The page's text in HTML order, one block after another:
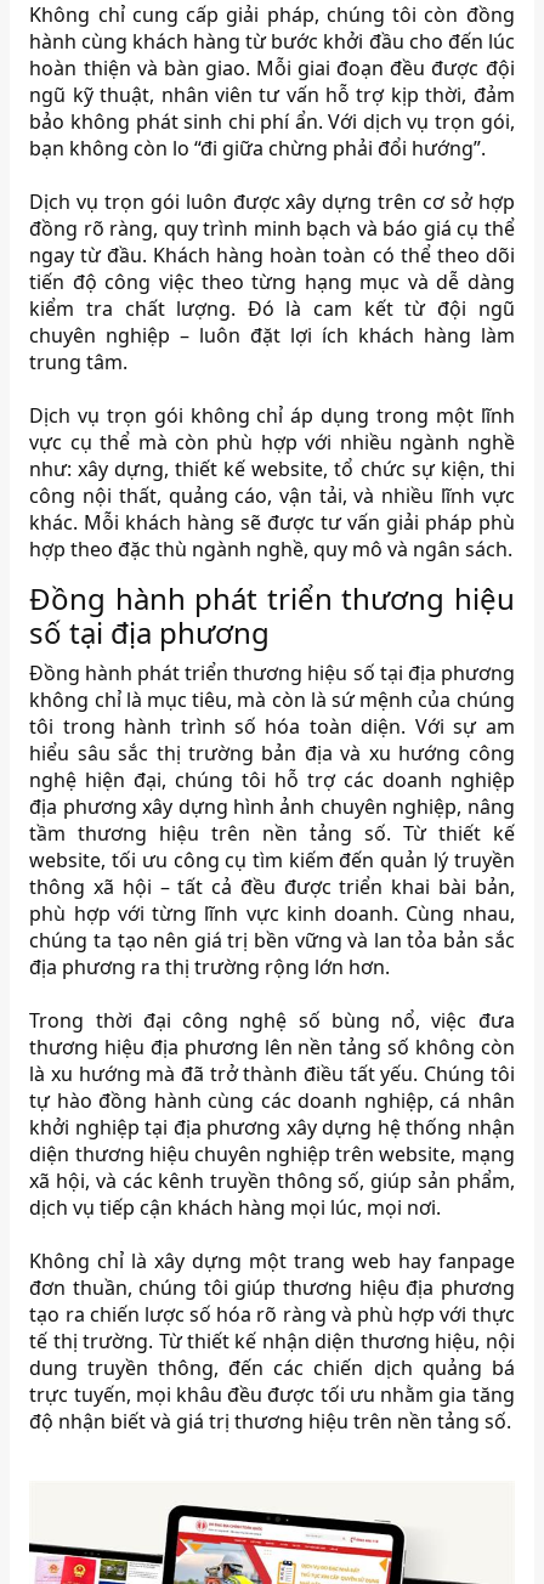
Không chỉ cung cấp giải pháp, chúng tôi còn đồng
hành cùng khách hàng từ bước khởi đầu cho đến lúc
hoàn thiện và bàn giao. Mỗi giai đoạn đều được đội
ngũ kỹ thuật, nhân viên tư vấn hỗ trợ kịp thời, đảm
bảo không phát sinh chi phí ẩn. Với dịch vụ trọn gói,
bạn không còn lo “đi giữa chừng phải đổi hướng”.
Dịch vụ trọn gói luôn được xây dựng trên cơ sở hợp
đồng rõ ràng, quy trình minh bạch và báo giá cụ thể
ngay từ đầu. Khách hàng hoàn toàn có thể theo dõi
tiến độ công việc theo từng hạng mục và dễ dàng
kiểm tra chất lượng. Đó là cam kết từ đội ngũ
chuyên nghiệp – luôn đặt lợi ích khách hàng làm
trung tâm.
Dịch vụ trọn gói không chỉ áp dụng trong một lĩnh
vực cụ thể mà còn phù hợp với nhiều ngành nghề
như: xây dựng, thiết kế website, tổ chức sự kiện, thi
công nội thất, quảng cáo, vận tải, và nhiều lĩnh vực
khác. Mỗi khách hàng sẽ được tư vấn giải pháp phù
hợp theo đặc thù ngành nghề, quy mô và ngân sách.
Đồng hành phát triển thương hiệu
số tại địa phương
Đồng hành phát triển thương hiệu số tại địa phương
không chỉ là mục tiêu, mà còn là sứ mệnh của chúng
tôi trong hành trình số hóa toàn diện. Với sự am
hiểu sâu sắc thị trường bản địa và xu hướng công
nghệ hiện đại, chúng tôi hỗ trợ các doanh nghiệp
địa phương xây dựng hình ảnh chuyên nghiệp, nâng
tầm thương hiệu trên nền tảng số. Từ thiết kế
website, tối ưu công cụ tìm kiếm đến quản lý truyền
thông xã hội – tất cả đều được triển khai bài bản,
phù hợp với từng lĩnh vực kinh doanh. Cùng nhau,
chúng ta tạo nên giá trị bền vững và lan tỏa bản sắc
địa phương ra thị trường rộng lớn hơn.
Trong thời đại công nghệ số bùng nổ, việc đưa
thương hiệu địa phương lên nền tảng số không còn
là xu hướng mà đã trở thành điều tất yếu. Chúng tôi
tự hào đồng hành cùng các doanh nghiệp, cá nhân
khởi nghiệp tại địa phương xây dựng hệ thống nhận
diện thương hiệu chuyên nghiệp trên website, mạng
xã hội, và các kênh truyền thông số, giúp sản phẩm,
dịch vụ tiếp cận khách hàng mọi lúc, mọi nơi.
Không chỉ là xây dựng một trang web hay fanpage
đơn thuần, chúng tôi giúp thương hiệu địa phương
tạo ra chiến lược số hóa rõ ràng và phù hợp với thực
tế thị trường. Từ thiết kế nhận diện thương hiệu, nội
dung truyền thông, đến các chiến dịch quảng bá
trực tuyến, mọi khâu đều được tối ưu nhằm gia tăng
độ nhận biết và giá trị thương hiệu trên nền tảng số.